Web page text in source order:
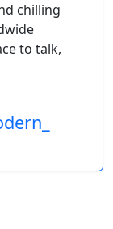
chilling
to talk,